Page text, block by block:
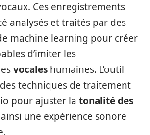
Ces enregistrements
analysés et traités par des
machine learning pour créer
d’imiter les
vocales humaines. L’outil
techniques de traitement
pour ajuster la tonalité des
une expérience sonore